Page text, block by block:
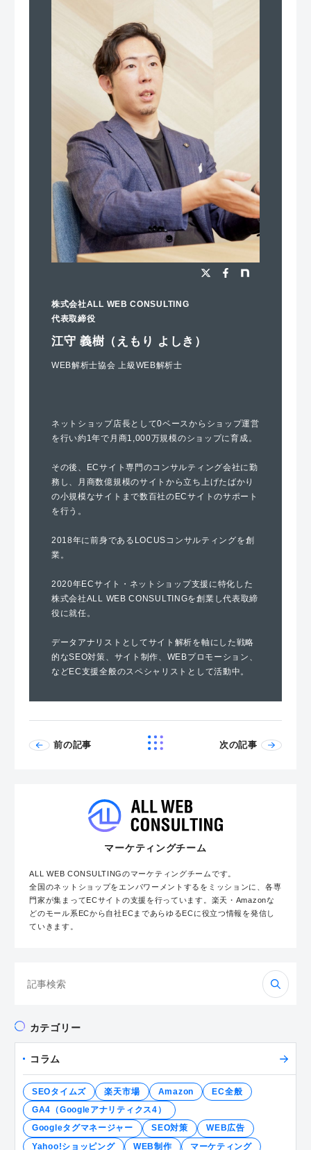
株式会社ALL WEB CONSULTING
代表取締役
江守 義樹（えもり よしき）
WEB解析士協会 上級WEB解析士
ネットショップ店長として0ベースからショップ運営
を行い約1年で月商1,000万規模のショップに育成。
その後、ECサイト専門のコンサルティング会社に勤
務し、月商数億規模のサイトから立ち上げたばかり
の小規模なサイトまで数百社のECサイトのサポート
を行う。
2018年に前身であるLOCUSコンサルティングを創
業。
2020年ECサイト・ネットショップ支援に特化した
株式会社ALL WEB CONSULTINGを創業し代表取締
役に就任。
データアナリストとしてサイト解析を軸にした戦略
的なSEO対策、サイト制作、WEBプロモーション、
などEC支援全般のスペシャリストとして活動中。
前の記事 次の記事
マーケティングチーム
ALL WEB CONSULTINGのマーケティングチームです。
全国のネットショップをエンパワーメントするをミッションに、各専
門家が集まってECサイトの支援を行っています。楽天・Amazonな
どのモール系ECから自社ECまであらゆるECに役立つ情報を発信し
ていきます。
検
カテゴリー
コラム
SEOタイムズ 楽天市場 Amazon
EC全般
GA4（Googleアナリティクス4）
Googleタグマネージャー
SEO対策
WEB広告
Yahoo!ショッピング
WEB制作
マーケティング